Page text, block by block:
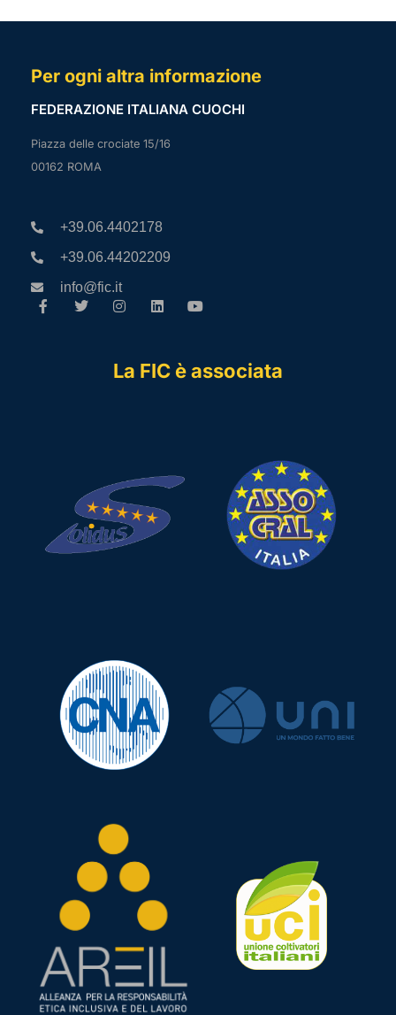
Per ogni altra informazione
FEDERAZIONE ITALIANA CUOCHI
Piazza delle crociate 15/16
00162 ROMA
+39.06.4402178
+39.06.44202209
info@fic.it
La FIC è associata